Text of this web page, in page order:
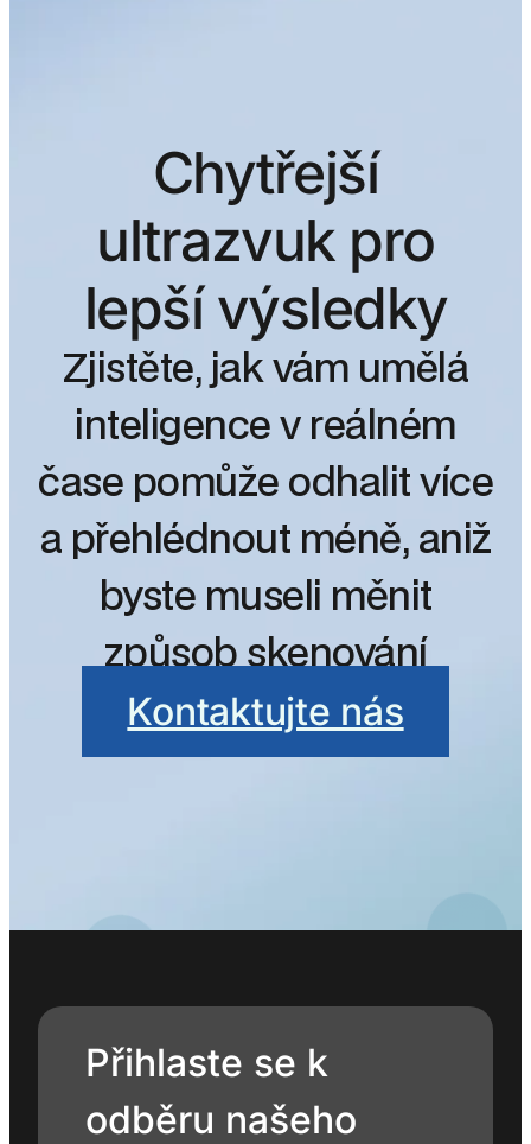
Chytřejší
ultrazvuk pro
lepší výsledky
Zjistěte, jak vám umělá
inteligence v reálném
čase pomůže odhalit více
a přehlédnout méně, aniž
byste museli měnit
způsob skenování
Kontaktujte nás
Přihlaste se k
odběru našeho